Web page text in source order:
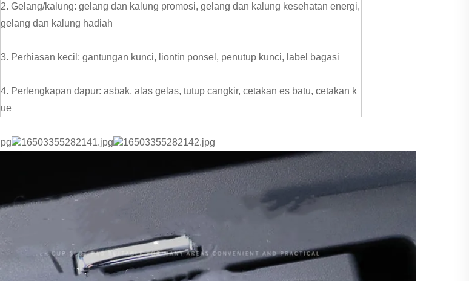
2. Gelang/kalung: gelang dan kalung promosi, gelang dan kalung kesehatan energi,
gelang dan kalung hadiah
3. Perhiasan kecil: gantungan kunci, liontin ponsel, penutup kunci, label bagasi
4. Perlengkapan dapur: asbak, alas gelas, tutup cangkir, cetakan es batu, cetakan k
ue